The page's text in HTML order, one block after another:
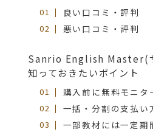
良い口コミ・評判
悪い口コミ・評判
Sanrio English Master(
知っておきたいポイント
購入前に無料モニタ
一括・分割の支払い
一部教材には一定期